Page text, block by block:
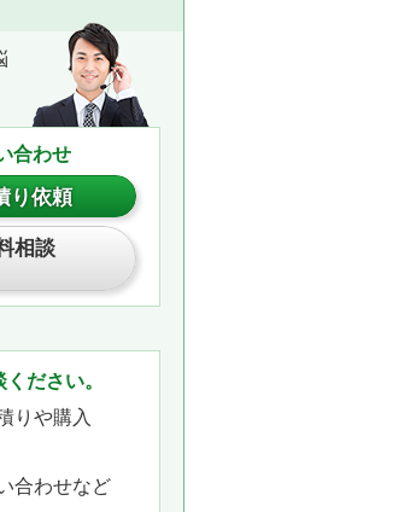
合わせ
り依頼
相談
ださい。
りや購入
合わせなど